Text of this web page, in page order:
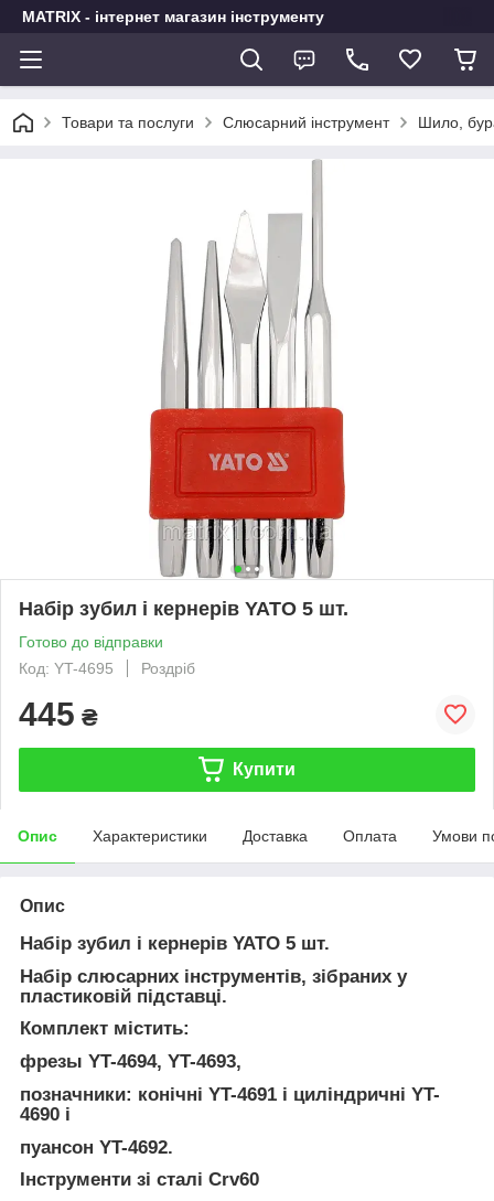
MATRIX - інтернет магазин інструменту
Товари та послуги Слюсарний інструмент Шило,
Набір зубил і кернерів YATO 5 шт.
Готово до відправки
Код: YT-4695
Роздріб
445 ₴
Купити
Опис Характеристики Доставка Оплата Умови
Опис
Набір зубил і кернерів YATO 5 шт.
Набір слюсарних інструментів, зібраних у
пластиковій підставці.
Комплект містить:
фрезы YT-4694, YT-4693,
позначники: конічні YT-4691 і циліндричні YT-
4690 і
пуансон YT-4692.
Інструменти зі сталі Crv60